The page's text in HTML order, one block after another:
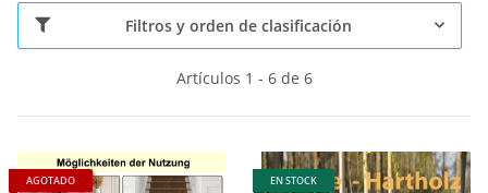
Filtros y orden de clasificación
Artículos 1 - 6 de 6
AGOTADO EN STOCK